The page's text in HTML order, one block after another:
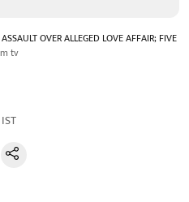
OVER ALLEGED LOVE AFFAIR; FIVE
tv
IST